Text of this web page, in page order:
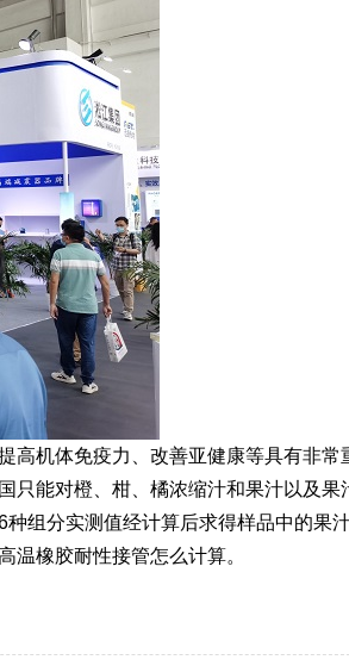
高机体免疫力、改善亚健康等具有非常
只能对橙、柑、橘浓缩汁和果汁以及果
组分实测值经计算后求得样品中的果
温橡胶耐性接管怎么计算。